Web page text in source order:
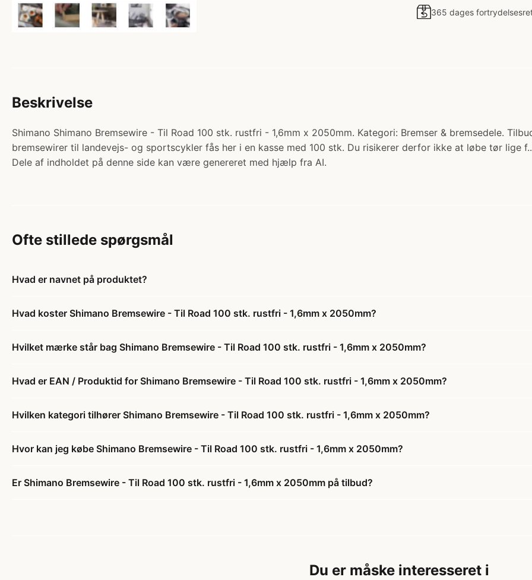
365 dages
Beskrivelse
Shimano Shimano Bremsewire - Til Road 100 stk. rustfri - 1,6mm x 2050mm. Kategori: Bremser & bremsedele.
bremsewirer til landevejs- og sportscykler fås her i en kasse med 100 stk. Du risikerer derfor ikke at løbe tør lige
Dele af indholdet på denne side kan være genereret med hjælp fra AI.
Ofte stillede spørgsmål
Hvad er navnet på produktet?
Hvad koster Shimano Bremsewire - Til Road 100 stk. rustfri - 1,6mm x 2050mm?
Hvilket mærke står bag Shimano Bremsewire - Til Road 100 stk. rustfri - 1,6mm x 2050mm?
Hvad er EAN / Produktid for Shimano Bremsewire - Til Road 100 stk. rustfri - 1,6mm x 2050mm?
Hvilken kategori tilhører Shimano Bremsewire - Til Road 100 stk. rustfri - 1,6mm x 2050mm?
Hvor kan jeg købe Shimano Bremsewire - Til Road 100 stk. rustfri - 1,6mm x 2050mm?
Er Shimano Bremsewire - Til Road 100 stk. rustfri - 1,6mm x 2050mm på tilbud?
Du er måske interesseret i